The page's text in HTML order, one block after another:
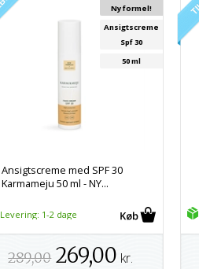
Ansigtscreme med SPF 30
Karmameju 50 ml - NY...
Ny formel!
Ansigtscreme
Spf 30
50 ml
Levering: 1-2 dage
289,00 269,00 kr.